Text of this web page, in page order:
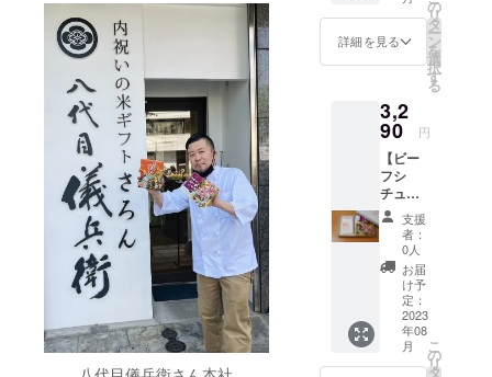
米年月
日より
75日以
りま
す。
（真空
パック
商品の
ため）
ンフ
レット
付きで
暗所 お
米はお
野菜と
同じ生
鮮食品
のた
め、 明
確な賞
味期限
はござ
いませ
ん。 お
いしく
お召し
上がり
いただ
袋（国
内販売
向け
NEWデ
配送料
込み ギ
フト
ボック
スに入
れてお
送りし
ます。
お米の
おいし
い炊き
方が書
いたパ
ンフ
レット
付きで
詳細を見る
の
リ
タ
ー
ン
を
選
択
す
る
3,2
90 円
【ビー
フシ
チュー×
洋食に
合うお
米 ギ
フト
ボック
ス付
き】 監
修レト
ルト
「ビー
支援
者：
0人
お届
け予
定：
2023
年08
月
こ
の
リ
タ